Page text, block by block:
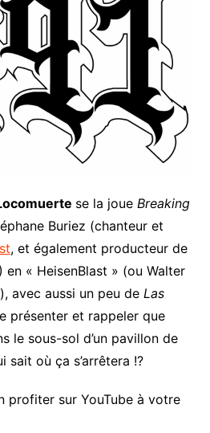
se la joue Breaking
Buriez (chanteur et
, et également producteur de
en « HeisenBlast » (ou Walter
avec aussi un peu de Las
présenter et rappeler que
le sous-sol d’un pavillon de
sait où ça s’arrêtera !?
profiter sur YouTube à votre